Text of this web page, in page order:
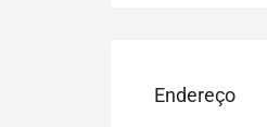
Endereço